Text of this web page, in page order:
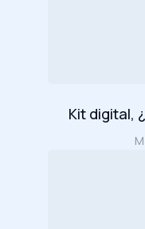
Kit digital,